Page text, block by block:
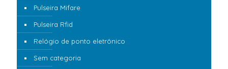
Pulseira Mifare
Pulseira Rfid
Relógio de ponto eletrônico
Sem categoria